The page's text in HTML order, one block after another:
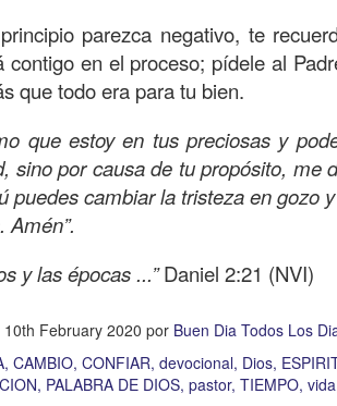
parezca negativo, te
en el proceso; pídele al
que todo era para tu bien.
que estoy en tus preciosas y
sino por causa de tu propósito, me
puedes cambiar la tristeza en gozo
Amén”.
y las épocas ...”Daniel 2:21 (NVI)
10th February 2020 por Buen Dia Todos Los
CAMBIO CONFIAR devocional Dios
PALABRA DE DIOS pastor TIEMPO vida
motor de mi vida sea el amor,
me comprometo a amar sin
Aborreced lo malo, seguid lo
YesterdayporBuen Dia Todos Los Dias
ESPÍRITU SANTO iglesia IGLESIA VIDA
0 Añadir un comentario